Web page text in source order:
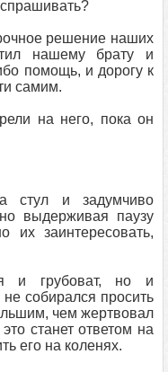
решение наших
нашему брату и
помощь, и дорогу к
самим.
на него, пока он
стул и задумчиво
выдерживая паузу
их заинтересовать,
и грубоват, но и
собирался просить
чем жертвовал
станет ответом на
его на коленях.